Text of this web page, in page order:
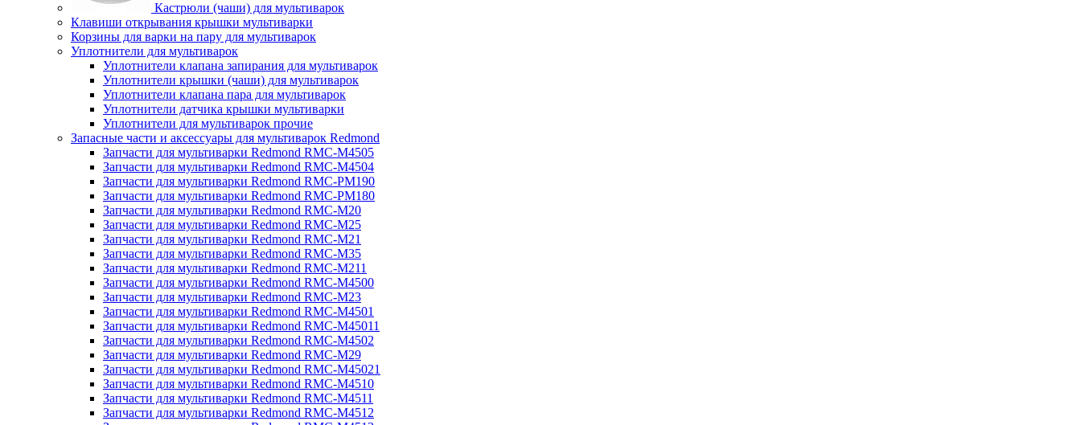
Кастрюли (чаши) для мультиварок
Клавиши открывания крышки мультиварки
Корзины для варки на пару для мультиварок
Уплотнители для мультиварок
Уплотнители клапана запирания для мультиварок
Уплотнители крышки (чаши) для мультиварок
Уплотнители клапана пара для мультиварок
Уплотнители датчика крышки мультиварки
Уплотнители для мультиварок прочие
Запасные части и аксессуары для мультиварок Redmond
Запчасти для мультиварки Redmond RMC-M4505
Запчасти для мультиварки Redmond RMC-M4504
Запчасти для мультиварки Redmond RMC-PM190
Запчасти для мультиварки Redmond RMC-PM180
Запчасти для мультиварки Redmond RMC-M20
Запчасти для мультиварки Redmond RMC-M25
Запчасти для мультиварки Redmond RMC-M21
Запчасти для мультиварки Redmond RMC-M35
Запчасти для мультиварки Redmond RMC-M211
Запчасти для мультиварки Redmond RMC-M4500
Запчасти для мультиварки Redmond RMC-M23
Запчасти для мультиварки Redmond RMC-M4501
Запчасти для мультиварки Redmond RMC-M45011
Запчасти для мультиварки Redmond RMC-M4502
Запчасти для мультиварки Redmond RMC-M29
Запчасти для мультиварки Redmond RMC-M45021
Запчасти для мультиварки Redmond RMC-M4510
Запчасти для мультиварки Redmond RMC-M4511
Запчасти для мультиварки Redmond RMC-M4512